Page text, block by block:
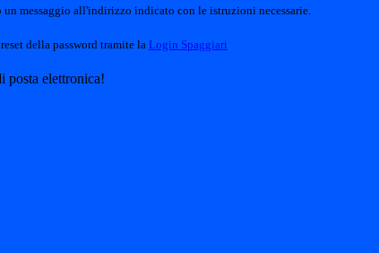
un messaggio all'indirizzo indicato con le istruzioni necessarie.
della password tramite la Login Spaggiari
posta elettronica!